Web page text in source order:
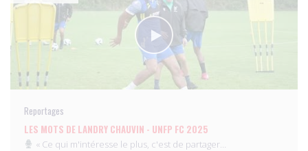
Reportages
LES MOTS DE LANDRY CHAUVIN - UNFP FC 2025
« Ce qui m'intéresse le plus, c'est de partager…